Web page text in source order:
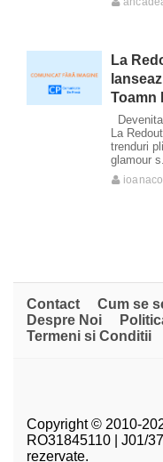
La
Toamn
La
trenduri
glamour
Contact
Cum se
Despre Noi
Termeni si Conditii
Copyright © 2010-
RO31845110 | J01/
rezervate.